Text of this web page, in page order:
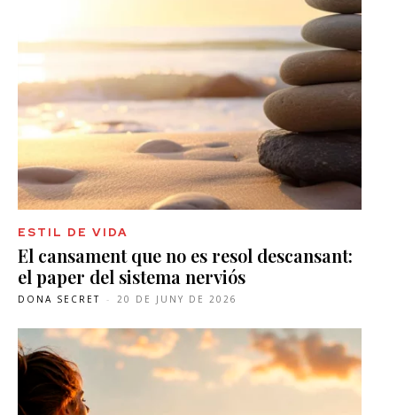
ESTIL DE VIDA
El cansament que no es resol descansant:
el paper del sistema nerviós
DONA SECRET - 20 DE JUNY DE 2026